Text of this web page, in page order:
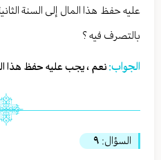
عليه حفظ هذا المال إلى السنة
بالتصرف فيه ؟
الجواب: نعم ، يجب عليه حفظ هذا
السؤال: ٩